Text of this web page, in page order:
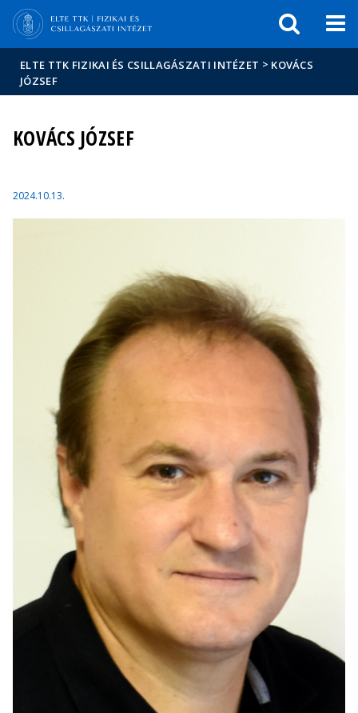
Események
sajtóban
ELTE TTK FIZIKAI ÉS CSILLAGÁSZATI INTÉZET > KOVÁCS
JÓZSEF
KOVÁCS JÓZSEF
2024.10.13.